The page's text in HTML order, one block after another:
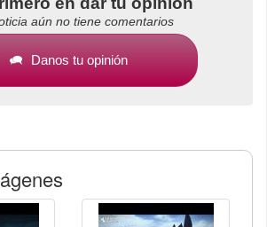
aún no tiene comentarios
Danos tu opinión